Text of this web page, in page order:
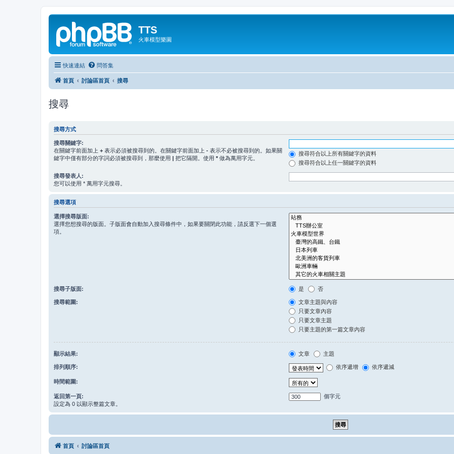
TTS
火車模型樂園
快速連結 問答集
首頁 討論區首頁 搜尋
搜尋
搜尋方式
搜尋關鍵字:
在關鍵字前面加上 + 表示必須被搜尋到的。在關鍵字前面加上 - 表示不必被搜尋到的。如果關
鍵字中僅有部分的字詞必須被搜尋到，那麼使用 | 把它隔開。使用 * 做為萬用字元。
搜尋符合以上所有關鍵字的資料
搜尋符合以上任一關鍵字的資料
搜尋發表人:
您可以使用 * 萬用字元搜尋。
搜尋選項
選擇搜尋版面:
選擇您想搜尋的版面。子版面會自動加入搜尋條件中，如果要關閉此功能，請反選下一個選
項。
搜尋子版面: 是 否
搜尋範圍:
文章主題與內容
只要文章內容
只要文章主題
只要主題的第一篇文章內容
顯示結果: 文章 主題
排列順序: 依序遞增 依序遞減
時間範圍:
返回第一頁:
設定為 0 以顯示整篇文章。
個字元
首頁 討論區首頁